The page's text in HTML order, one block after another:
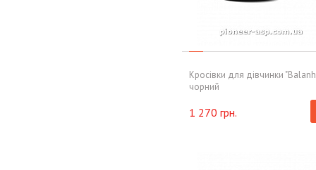
Кросiвки для дівчинки
чорний
1 270 грн.